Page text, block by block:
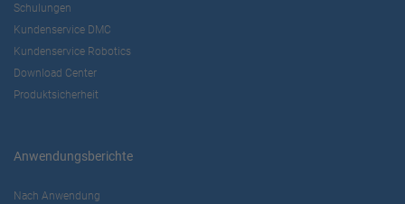
Schulungen
Kundenservice DMC
Kundenservice Robotics
Download Center
Produktsicherheit
Anwendungsberichte
Nach Anwendung